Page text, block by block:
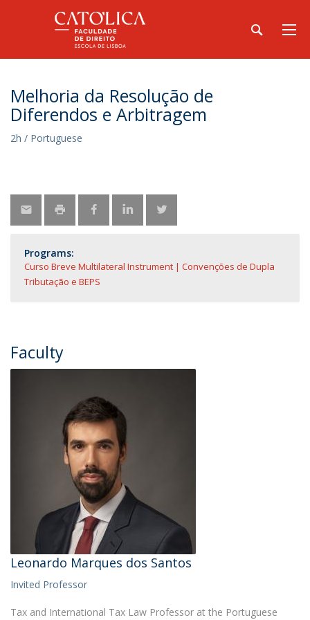
Melhoria da Resolução de
Diferendos e Arbitragem
2h / Portuguese
Programs:
Curso Breve Multilateral Instrument | Convenções de Dupla
Tributação e BEPS
Faculty
Leonardo Marques dos Santos
Invited Professor
Tax and International Tax Law Professor at the Portuguese